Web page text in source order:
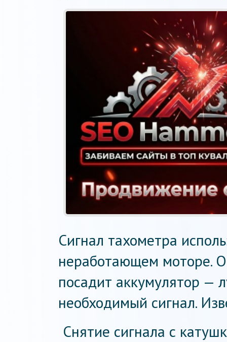
Сигнал тахометра
неработающем моторе.
посадит аккумулятор —
необходимый сигнал.
Снятие сигнала с